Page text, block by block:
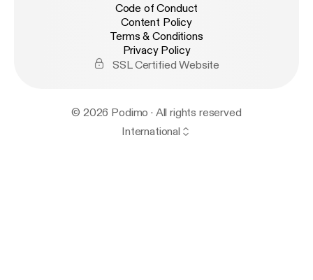
Code of Conduct
Content Policy
Terms & Conditions
Privacy Policy
SSL Certified Website
© 2026 Podimo · All rights reserved
International